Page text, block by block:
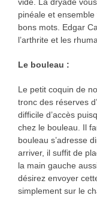
vide. La dryade
pinéale et
bons mots. Edgar
l’arthrite et les
Le bouleau :
Le petit coquin de
tronc des réserves
difficile d’accès
chez le bouleau. Il
bouleau s’adresse
arriver, il suffit de
la main gauche
désirez envoyer
simplement sur le